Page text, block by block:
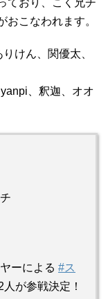
ており、こく兄チ
こなわれます。
けん、関優太、
、釈迦、オオ
ーによる #ス
が参戦決定！